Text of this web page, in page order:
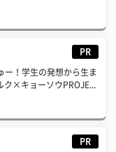
PR
ー！学生の発想から生ま
×キョーソウPROJE...
PR